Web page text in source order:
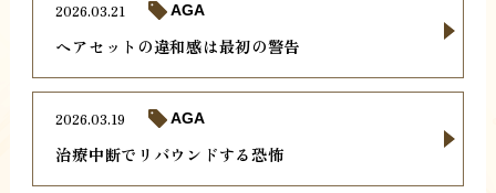
ヘアセットの違和感は最初の警告
2026.03.21 AGA
治療中断でリバウンドする恐怖
2026.03.19 AGA